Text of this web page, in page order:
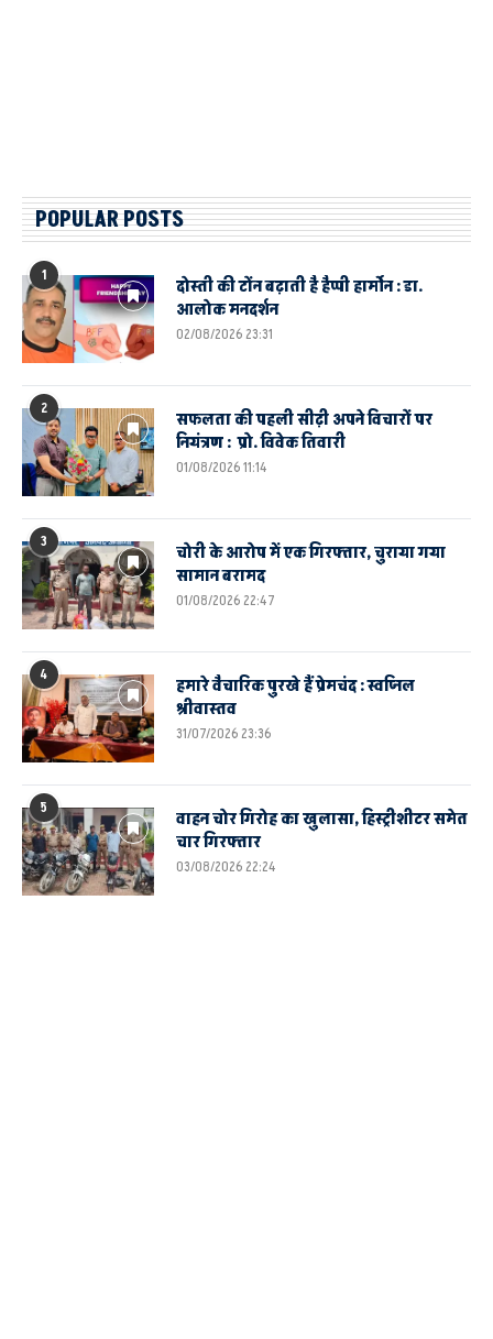
POPULAR POSTS
1
दोस्ती की टोंन बढ़ाती है हैप्पी हार्मोन : डा.
आलोक मनदर्शन
02/08/2026 23:31
2
सफलता की पहली सीढ़ी अपने विचारों पर
नियंत्रण : प्रो. विवेक तिवारी
01/08/2026 11:14
3
चोरी के आरोप में एक गिरफ्तार, चुराया गया
सामान बरामद
01/08/2026 22:47
4
हमारे वैचारिक पुरखे हैं प्रेमचंद : स्वप्निल
श्रीवास्तव
31/07/2026 23:36
5
वाहन चोर गिरोह का खुलासा, हिस्ट्रीशीटर समेत
चार गिरफ्तार
03/08/2026 22:24